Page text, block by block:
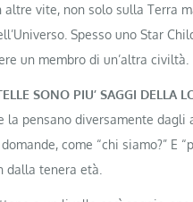
altre vite, non solo sulla Terra
Spesso uno Star
un membro di un’altra civiltà.
SONO PIU’ SAGGI DELLA
la pensano diversamente dagli
come “chi siamo?” E
dalla tenera età.